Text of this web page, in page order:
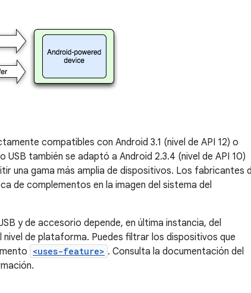
compatibles con Android 3.1 (nivel de API 12) o
también se adaptó a Android 2.3.4 (nivel de API 10)
una gama más amplia de dispositivos. Los fabricantes
de complementos en la imagen del sistema del
y de accesorio depende, en última instancia, del
de plataforma. Puedes filtrar los dispositivos que
<uses-feature> . Consulta la documentación del